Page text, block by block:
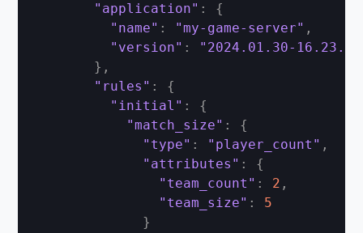
"application" :
{
"name" : "my-game-server" ,
"version" :
"2024.01.30-
} ,
"rules" :
{
"initial" :
{
"match_size" :
{
"type" : "player_count" ,
"attributes" :
{
"team_count" : 2 ,
"team_size" :
5
}